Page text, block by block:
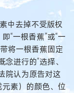
中去掉不受版权
“一根香蕉”或“一
将一根香蕉固定
进行的“选择、
院认为原告对这
素）的颜色、位